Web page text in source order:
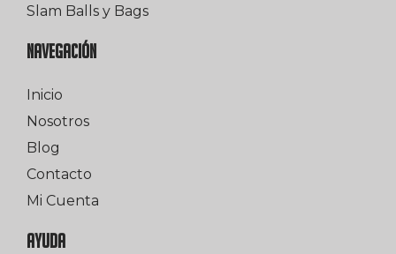
Slam Balls y Bags
NAVEGACIÓN
Inicio
Nosotros
Blog
Contacto
Mi Cuenta
AYUDA